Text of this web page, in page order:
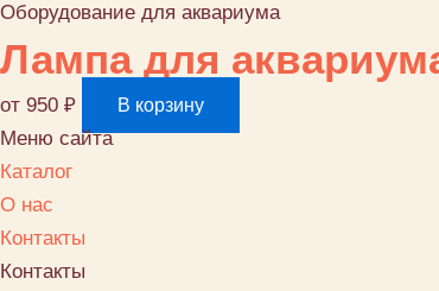
Оборудование для аквариума
Лампа для
от 950 ₽ В корзину
Меню сайта
Каталог
О нас
Контакты
Контакты